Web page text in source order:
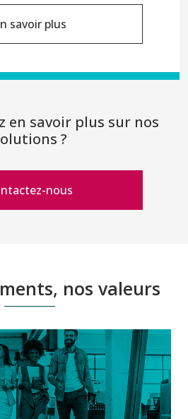
savoir plus
en savoir plus sur nos
?
nous
nos valeurs